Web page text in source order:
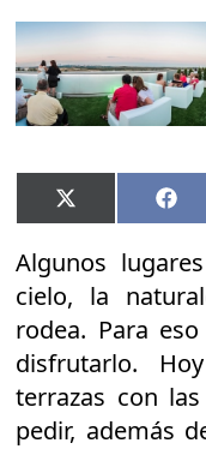
Compartir
en
X
(Twitter) en
Algunos
cielo, la
rodea. Para
disfrutarlo.
terrazas con
pedir, además